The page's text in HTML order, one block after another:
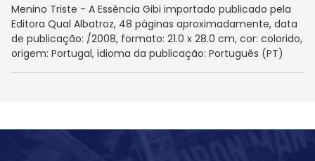
Menino Triste - A Essência Gibi importado publicado pela
Editora Qual Albatroz, 48 páginas aproximadamente, data
de publicação: /2008, formato: 21.0 x 28.0 cm, cor: colorido,
origem: Portugal, idioma da publicação: Português (PT)